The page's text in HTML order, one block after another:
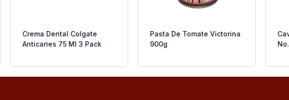
Crema Dental Colgate
Anticaries 75 Ml 3 Pack
Pasta De Tomate Victorina
900g